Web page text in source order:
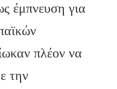
έμπνευση για
πλέον να
την